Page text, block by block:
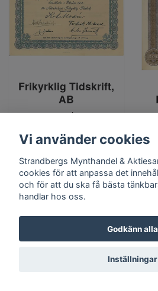
Frikyrklig Tidskrift,
AB
400 kr
Vi använder cookies
Strandbergs Mynthandel &
cookies för att anpassa det
och för att du ska få bästa
handlar hos oss.
Godkänn alla
Inställningar